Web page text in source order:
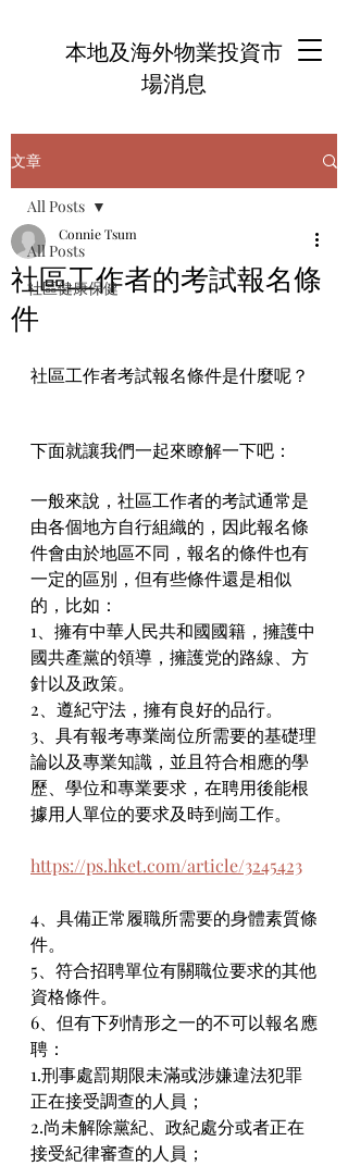
本地及海外物業投資市
場消息
文章
All Posts
社區健康保健
All Posts
社區工作者的考試報名條
件
Connie Tsum
社區工作者考試報名條件是什麼呢？
下面就讓我們一起來瞭解一下吧：
一般來說，社區工作者的考試通常是
由各個地方自行組織的，因此報名條
件會由於地區不同，報名的條件也有
一定的區別，但有些條件還是相似
的，比如：
1、擁有中華人民共和國國籍，擁護中
國共產黨的領導，擁護党的路線、方
針以及政策。
2、遵紀守法，擁有良好的品行。
3、具有報考專業崗位所需要的基礎理
論以及專業知識，並且符合相應的學
歷、學位和專業要求，在聘用後能根
據用人單位的要求及時到崗工作。
https://ps.hket.com/article/3245423
4、具備正常履職所需要的身體素質條
件。
5、符合招聘單位有關職位要求的其他
資格條件。
6、但有下列情形之一的不可以報名應
聘：
1.刑事處罰期限未滿或涉嫌違法犯罪
正在接受調查的人員；
2.尚未解除黨紀、政紀處分或者正在
接受紀律審查的人員；